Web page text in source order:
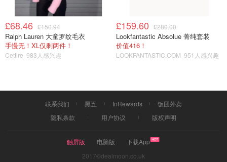
£68.46 £150.94
Ralph Lauren 大童罗纹毛衣
手慢无！XL仅剩两件！
Cettire 983人感兴趣
£159.60 £280.00
Lookfantastic Absolue 菁纯套装
价值416！
LOOKFANTASTIC.COM 951人感兴趣
联系我们 黑五 InRewards
饭团外卖
隐私条款
用户协议 版权声明
触屏版 电脑版
下载App
2017©dealmoon.co.uk